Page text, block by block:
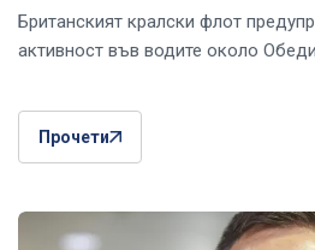
Британският кралски флот
активност във водите около
Прочети